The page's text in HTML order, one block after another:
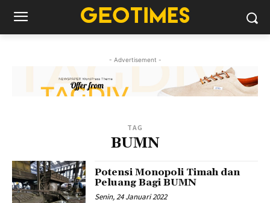
- Advertisement -
TAG
BUMN
Potensi Monopoli Timah dan
Peluang Bagi BUMN
Senin, 24 Januari 2022